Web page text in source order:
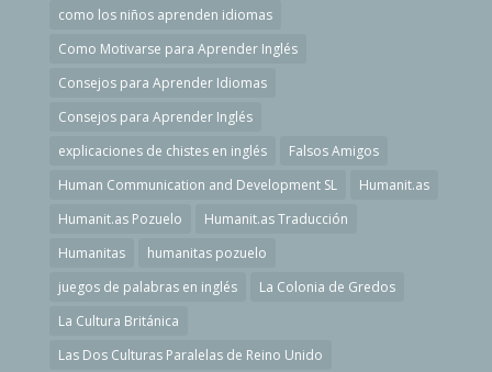
como los niños aprenden idiomas
Como Motivarse para Aprender Inglés
Consejos para Aprender Idiomas
Consejos para Aprender Inglés
explicaciones de chistes en inglés
Falsos Amigos
Human Communication and Development SL
Humanit.as
Humanit.as Pozuelo
Humanit.as Traducción
Humanitas
humanitas pozuelo
juegos de palabras en inglés
La Colonia de Gredos
La Cultura Británica
Las Dos Culturas Paralelas de Reino Unido